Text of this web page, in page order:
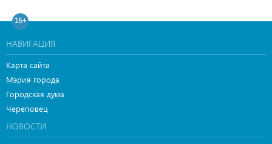
16+
НАВИГАЦИЯ
Карта сайта
Мэрия города
Городская дума
Череповец
НОВОСТИ